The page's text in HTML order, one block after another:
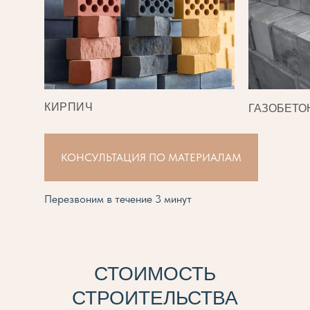
КИРПИЧ
КОНСУЛЬТАЦИЯ ПО МАТЕРИАЛАМ
Перезвоним в течение 3 минут
СТОИМОСТЬ
СТРОИТЕЛЬСТВА